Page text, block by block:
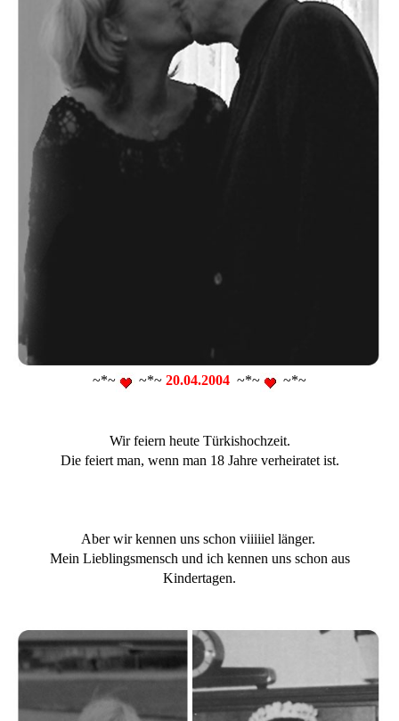
~*~ ~*~ 20.04.2004 ~*~ ~*~
Wir feiern heute Türkishochzeit.
Die feiert man, wenn man 18 Jahre verheiratet ist.
Aber wir kennen uns schon viiiiiel länger.
Mein Lieblingsmensch und ich kennen uns schon aus
Kindertagen.